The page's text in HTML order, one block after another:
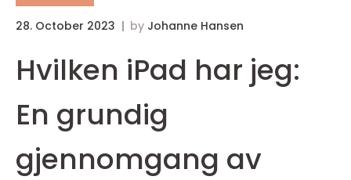
28. October 2023 by Johanne Hansen
Hvilken iPad har jeg:
En grundig
gjennomgang av